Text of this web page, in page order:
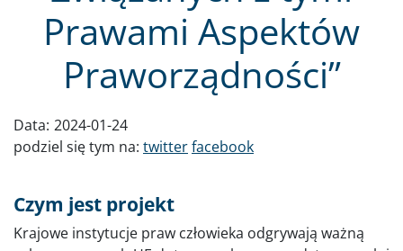
Prawami Aspektów
Praworządności”
Data: 2024-01-24
podziel się tym na: twitterfacebook
Czym jest projekt
Krajowe instytucje praw człowieka odgrywają ważną